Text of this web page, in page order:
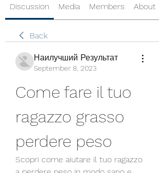
Discussion Media Members About
Back
Наилучший Результат
September 8, 2023
Come fare il tuo
ragazzo grasso
perdere peso
Scopri come aiutare il tuo ragazzo